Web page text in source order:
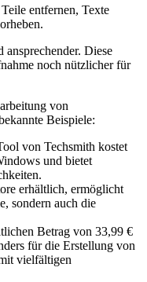
entfernen, Texte
Diese
noch nützlicher für
von
Beispiele:
von Techsmith kostet
und bietet
erhältlich, ermöglicht
sondern auch die
Betrag von 33,99 €
für die Erstellung von
vielfältigen